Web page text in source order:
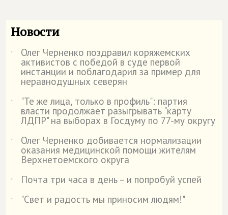
Новости
˙ Олег Черненко поздравил коряжемских
активистов с победой в суде первой
инстанции и поблагодарил за пример для
неравнодушных северян
˙
"Те же лица, только в профиль": партия
власти продолжает разыгрывать "карту
ЛДПР" на выборах в Госдуму по 77-му округу
˙
Олег Черненко добивается нормализации
оказания медицинской помощи жителям
Верхнетоемского округа
˙
Почта три часа в день – и попробуй успей
˙
"Свет и радость мы приносим людям!"